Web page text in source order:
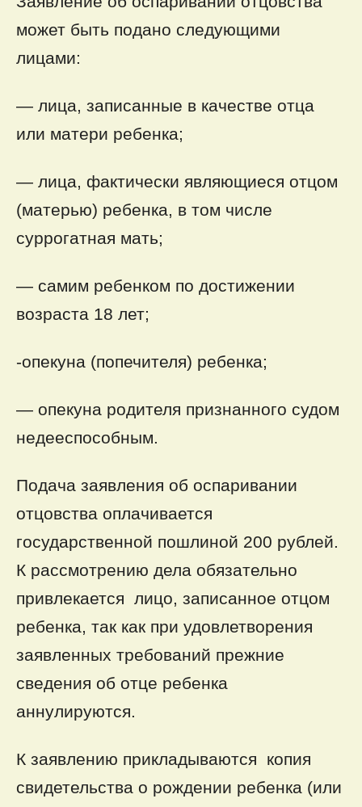
может быть подано следующими
лицами:
— лица, записанные в качестве отца
или матери ребенка;
— лица, фактически являющиеся отцом
(матерью) ребенка, в том числе
суррогатная мать;
— самим ребенком по достижении
возраста 18 лет;
-опекуна (попечителя) ребенка;
— опекуна родителя признанного судом
недееспособным.
Подача заявления об оспаривании
отцовства оплачивается
государственной пошлиной 200 рублей.
К рассмотрению дела обязательно
привлекается лицо, записанное отцом
ребенка, так как при удовлетворения
заявленных требований прежние
сведения об отце ребенка
аннулируются.
К заявлению прикладываются копия
свидетельства о рождении ребенка (или